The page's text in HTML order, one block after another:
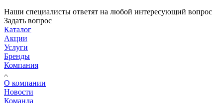
Наши специалисты ответят на любой интересующий вопрос
Задать вопрос
Каталог
Акции
Услуги
Бренды
Компания
О компании
Новости
Команда